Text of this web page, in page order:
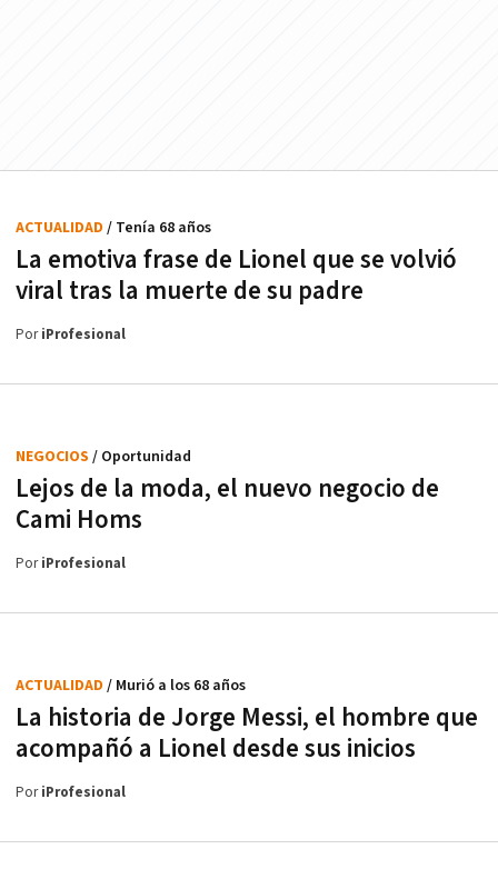
La emotiva frase de Lionel que se volvió
viral tras la muerte de su padre
ACTUALIDAD / Tenía 68 años
PoriProfesional
Lejos de la moda, el nuevo negocio de
Cami Homs
NEGOCIOS / Oportunidad
PoriProfesional
La historia de Jorge Messi, el hombre que
acompañó a Lionel desde sus inicios
ACTUALIDAD / Murió a los 68 años
PoriProfesional